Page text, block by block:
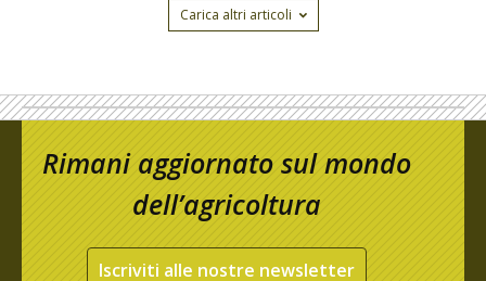
Carica altri articoli
Rimani aggiornato sul mondo
dell’agricoltura
Iscriviti alle nostre newsletter